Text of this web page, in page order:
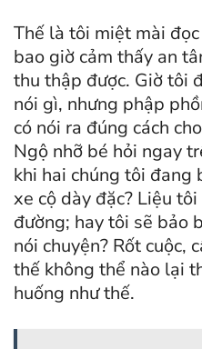
Thế là tôi miệt mài
bao giờ cảm thấy an
thu thập được. Giờ tôi
nói gì, nhưng phập
có nói ra đúng cách
Ngộ nhỡ bé hỏi ngay
khi hai chúng tôi đang
xe cộ dày đặc? Liệu
đường; hay tôi sẽ bảo
nói chuyện? Rốt cuộc,
thế không thể nào lại
huống như thế.